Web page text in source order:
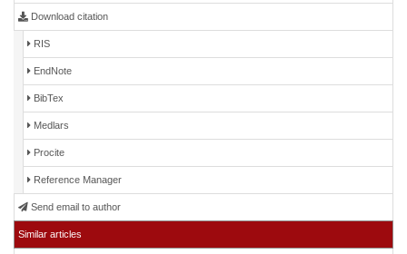
Download citation
RIS
EndNote
BibTex
Medlars
Procite
Reference Manager
Send email to author
Similar articles